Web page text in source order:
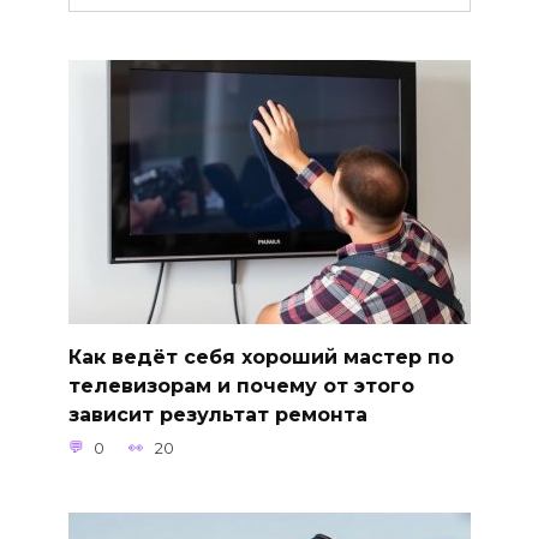
Как ведёт себя хороший мастер по
телевизорам и почему от этого
зависит результат ремонта
0 20